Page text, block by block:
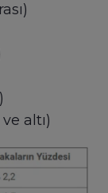
altı)